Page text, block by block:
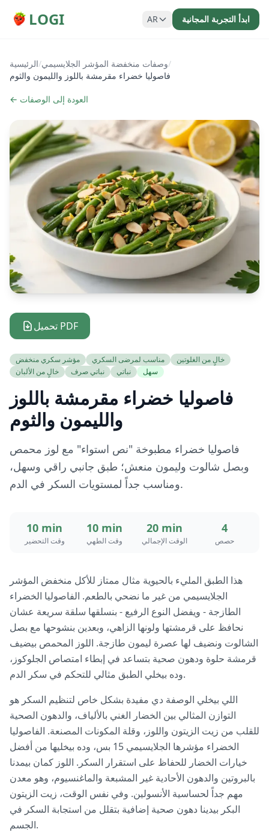
LOGI AR ابدأ التجربة المجانية
الرئيسية/وصفات منخفضة المؤشر الجلايسيمي/
فاصوليا خضراء مقرمشة باللوز والليمون والثوم
← العودة إلى الوصفات
تحميل PDF
مؤشر سكري منخفض مناسب لمرضى السكري
خالٍ من الغلوتين
خالٍ من الألبان
نباتي صرف نباتي سهل
فاصوليا خضراء مقرمشة باللوز
والليمون والثوم
فاصوليا خضراء مطبوخة "نص استواء" مع لوز محمص
وبصل شالوت وليمون منعش؛ طبق جانبي راقي وسهل،
ومناسب جداً لمستويات السكر في الدم.
10 min
وقت التحضير
10 min
وقت الطهي
20 min
الوقت الإجمالي
4
حصص
هذا الطبق المليء بالحيوية مثال ممتاز للأكل منخفض المؤشر
الجلايسيمي من غير ما نضحي بالطعم. الفاصوليا الخضراء
الطازجة - ويفضل النوع الرفيع - بنسلقها سلقة سريعة عشان
نحافظ على قرمشتها ولونها الزاهي، وبعدين بنشوحها مع بصل
الشالوت ونضيف لها عصرة ليمون طازجة. اللوز المحمص بيضيف
قرمشة حلوة ودهون صحية بتساعد في إبطاء امتصاص الجلوكوز،
وده بيخلي الطبق مثالي للتحكم في سكر الدم.
اللي بيخلي الوصفة دي مفيدة بشكل خاص لتنظيم السكر هو
التوازن المثالي بين الخضار الغني بالألياف، والدهون الصحية
للقلب من زيت الزيتون واللوز، وقلة المكونات المصنعة. الفاصوليا
الخضراء مؤشرها الجلايسيمي 15 بس، وده بيخليها من أفضل
خيارات الخضار للحفاظ على استقرار السكر. اللوز كمان بيمدنا
بالبروتين والدهون الأحادية غير المشبعة والماغنسيوم، وهو معدن
مهم جداً لحساسية الأنسولين. وفي نفس الوقت، زيت الزيتون
البكر بيدينا دهون صحية إضافية بتقلل من استجابة السكر في
الجسم.